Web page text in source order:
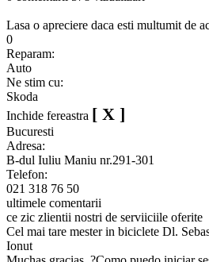
Lasa o apreciere daca esti multumit de
0
Reparam:
Auto
Ne stim cu:
Skoda
Inchide fereastra [ X ]
Bucuresti
Adresa:
B-dul Iuliu Maniu nr.291-301
Telefon:
021 318 76 50
ultimele comentarii
ce zic zlientii nostri de serviiciile oferite
Cel mai tare mester in biciclete Dl.
Ionut